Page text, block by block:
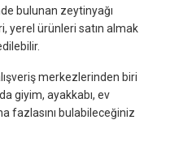
bulunan zeytinyağı
yerel ürünleri satın almak
merkezlerinden biri
giyim, ayakkabı, ev
fazlasını bulabileceğiniz